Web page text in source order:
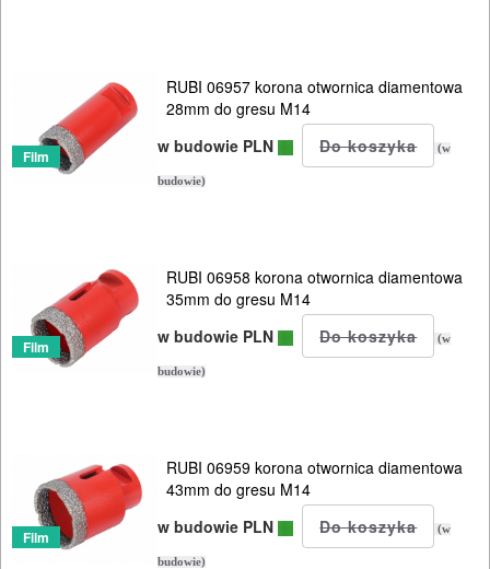
ELEKTRY..
GLAZURNICZE
URZĄDZENIA
Przecinarki
ręczne
elektryczne
Tarcza
polerskie
Film
RUBI 06957 korona otwornica diamentowa
28mm do gresu M14
w budowie PLN
(w
budowie)
Film
RUBI 06958 korona otwornica diamentowa
35mm do gresu M14
w budowie PLN
(w
budowie)
Film
RUBI 06959 korona otwornica diamentowa
43mm do gresu M14
w budowie PLN
(w
budowie)